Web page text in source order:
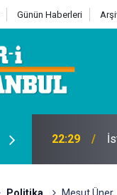
Günün Haberleri
07:32